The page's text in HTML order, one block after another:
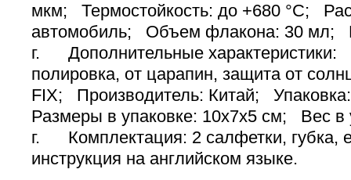
мкм; Термостойкость: до +680 °C;
автомобиль; Объем флакона: 30 мл;
г. Дополнительные
полировка, от царапин, защита от
FIX; Производитель: Китай;
Размеры в упаковке: 10х7х5 см; Вес в
г. Комплектация: 2 салфетки, губка,
инструкция на английском языке.